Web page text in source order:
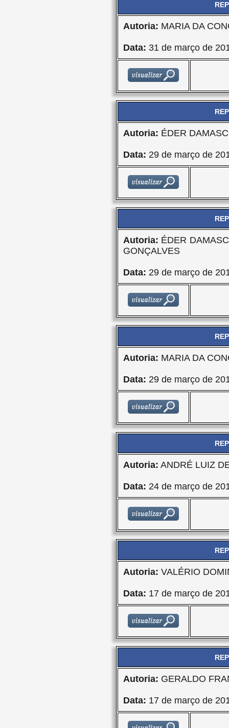
Autoria: MARIA DA
Data: 31 de março de
Autoria: ÉDER
Data: 29 de março de
Autoria: ÉDER
GONÇALVES
Data: 29 de março de
Autoria: MARIA DA
Data: 29 de março de
Autoria: ANDRÉ LUIZ
Data: 24 de março de
Autoria: VALÉRIO
Data: 17 de março de
Autoria: GERALDO
Data: 17 de março de